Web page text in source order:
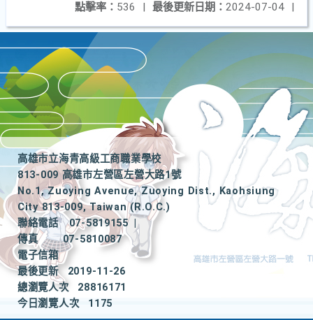
最後更新日期： 2024-07-04 |
點擊率： 536 |
高雄市立海青高級工商職業學校
813-009 高雄市左營區左營大路1號
No.1, Zuoying Avenue, Zuoying Dist., Kaohsiung
City 813-009, Taiwan (R.O.C.)
聯絡電話
07-5819155
|
傳真
07-5810087
電子信箱
最後更新
2019-11-26
總瀏覽人次
28816171
今日瀏覽人次
1175